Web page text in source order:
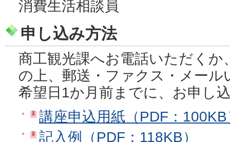
消費生活相談員
申し込み方法
商工観光課へお電話いただくか
の上、郵送・ファクス・メー
希望日1か月前までに、お申し
講座申込用紙（PDF：100KB
記入例（PDF：118KB）